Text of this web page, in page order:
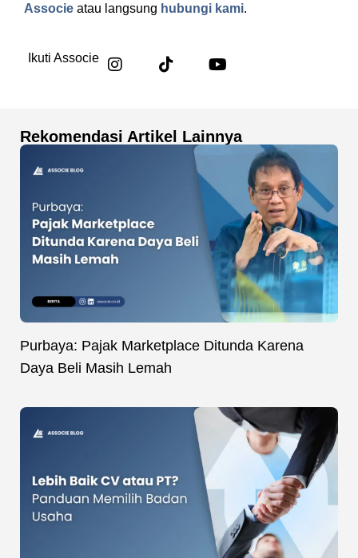
Associe atau langsung hubungi kami.
Ikuti Associe
Rekomendasi Artikel Lainnya
Purbaya: Pajak Marketplace Ditunda Karena
Daya Beli Masih Lemah